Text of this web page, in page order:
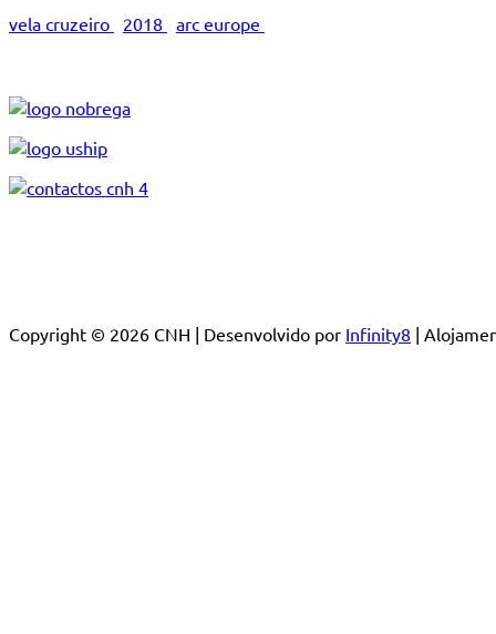
vela cruzeiro 2018 arc europe
Copyright © 2026 CNH | Desenvolvido por Infinity8 |